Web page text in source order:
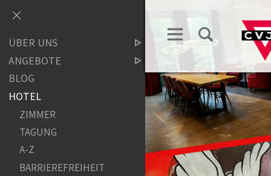
ÜBER UNS
ANGEBOTE
BLOG
HOTEL
ZIMMER
TAGUNG
A-Z
BARRIEREFREIHEIT